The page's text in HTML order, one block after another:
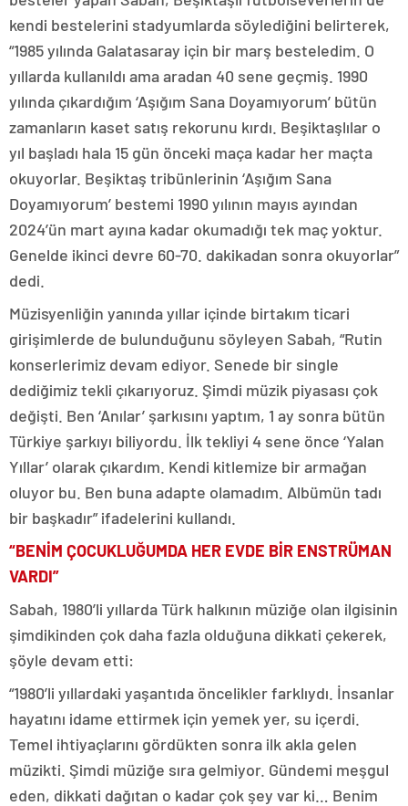
kendi bestelerini stadyumlarda söylediğini belirterek,
“1985 yılında Galatasaray için bir marş besteledim. O
yıllarda kullanıldı ama aradan 40 sene geçmiş. 1990
yılında çıkardığım ‘Aşığım Sana Doyamıyorum’ bütün
zamanların kaset satış rekorunu kırdı. Beşiktaşlılar o
yıl başladı hala 15 gün önceki maça kadar her maçta
okuyorlar. Beşiktaş tribünlerinin ‘Aşığım Sana
Doyamıyorum’ bestemi 1990 yılının mayıs ayından
2024’ün mart ayına kadar okumadığı tek maç yoktur.
Genelde ikinci devre 60-70. dakikadan sonra okuyorlar”
dedi.
Müzisyenliğin yanında yıllar içinde birtakım ticari
girişimlerde de bulunduğunu söyleyen Sabah, “Rutin
konserlerimiz devam ediyor. Senede bir single
dediğimiz tekli çıkarıyoruz. Şimdi müzik piyasası çok
değişti. Ben ‘Anılar’ şarkısını yaptım, 1 ay sonra bütün
Türkiye şarkıyı biliyordu. İlk tekliyi 4 sene önce ‘Yalan
Yıllar’ olarak çıkardım. Kendi kitlemize bir armağan
oluyor bu. Ben buna adapte olamadım. Albümün tadı
bir başkadır” ifadelerini kullandı.
“BENİM ÇOCUKLUĞUMDA HER EVDE BİR ENSTRÜMAN
VARDI”
Sabah, 1980’li yıllarda Türk halkının müziğe olan ilgisinin
şimdikinden çok daha fazla olduğuna dikkati çekerek,
şöyle devam etti:
“1980’li yıllardaki yaşantıda öncelikler farklıydı. İnsanlar
hayatını idame ettirmek için yemek yer, su içerdi.
Temel ihtiyaçlarını gördükten sonra ilk akla gelen
müzikti. Şimdi müziğe sıra gelmiyor. Gündemi meşgul
eden, dikkati dağıtan o kadar çok şey var ki… Benim